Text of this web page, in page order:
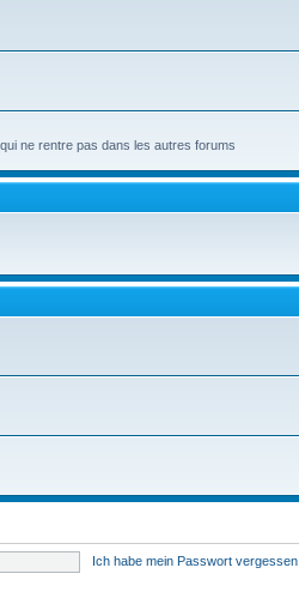
ne rentre pas dans les autres forums
Ich habe mein Passwort vergessen